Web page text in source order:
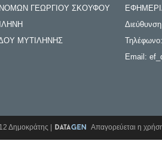
ΓΕΩΡΓΙΟΥ ΣΚΟΥΦΟΥ
ΜΥΤΙΛΗΝΗΣ
Email:
Δημοκράτης | Απαγορεύεται η